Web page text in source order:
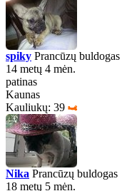
spiky Prancūzų buldogas
14 metų 4 mėn.
patinas
Kaunas
Kauliukų: 39
Nika Prancūzų buldogas
18 metų 5 mėn.